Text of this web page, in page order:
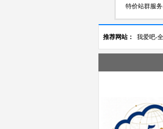
特价站群服
推荐网站： 我爱吧-